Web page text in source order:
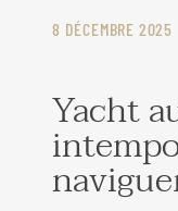
8 DÉCEMBRE 2025
Yacht